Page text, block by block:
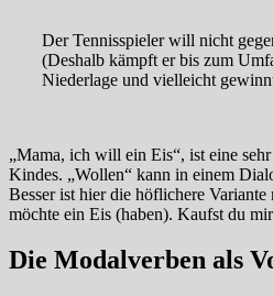
Der Tennisspieler will nicht
(Deshalb kämpft er bis zum
Niederlage und vielleicht
„Mama, ich will ein Eis“, ist eine
Kindes. „Wollen“ kann in einem
Besser ist hier die höflichere
möchte ein Eis (haben). Kaufst du
Die Modalverben als